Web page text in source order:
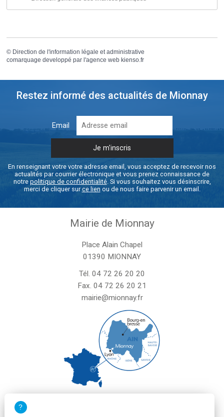
© Direction de l'information légale et administrative
comarquage developpé par l'agence web kienso.fr
Restez informé des actualités de Mionnay
Email
En renseignant votre votre adresse email, vous acceptez de recevoir nos
actualités par courrier électronique et vous prenez connaissance de
notre politique de confidentialité. Si vous souhaitez vous désinscrire,
merci de cliquer surce lien ou de nous faire parvenir un email.
Mairie de Mionnay
Place Alain Chapel
01390 MIONNAY
Tél. 04 72 26 20 20
Fax. 04 72 26 20 21
mairie@mionnay.fr